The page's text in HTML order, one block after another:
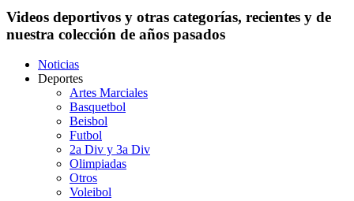
Videos deportivos y otras categorías, recientes y de
nuestra colección de años pasados
Noticias
Deportes
Artes Marciales
Basquetbol
Beisbol
Futbol
2a Div y 3a Div
Olimpiadas
Otros
Voleibol